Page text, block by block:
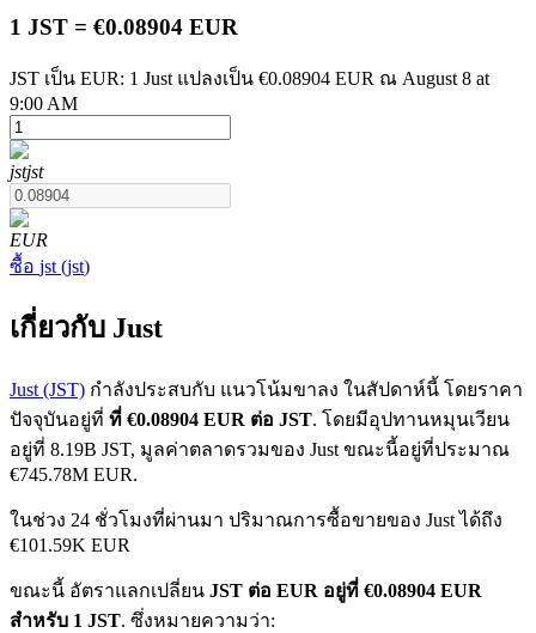
ฟิวเจอร์สที่ใช้ USDT เป็นหลักประกัน
ฟิวเจอร์ส COIN-M
ฟิวเจอร์สสกุลเงินดิจิทัล
TradFi
1 JST = €0.08904 EUR
JST เป็น EUR: 1 Just แปลงเป็น €0.08904 EUR ณ August 8 at
9:00 AM
jstjst
EUR
ซื้อ jst (jst)
เกี่ยวกับ Just
Just (JST) กำลังประสบกับ แนวโน้มขาลง ในสัปดาห์นี้ โดยราคา
ปัจจุบันอยู่ที่ ที่ €0.08904 EUR ต่อ JST. โดยมีอุปทานหมุนเวียน
อยู่ที่ 8.19B JST, มูลค่าตลาดรวมของ Just ขณะนี้อยู่ที่ประมาณ
€745.78M EUR.
ในช่วง 24 ชั่วโมงที่ผ่านมา ปริมาณการซื้อขายของ Just ได้ถึง
€101.59K EUR
ขณะนี้ อัตราแลกเปลี่ยน JST ต่อ EUR อยู่ที่ €0.08904 EUR
สำหรับ 1 JST. ซึ่งหมายความว่า: